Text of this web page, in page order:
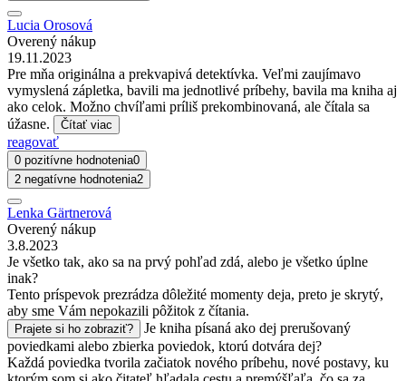
Lucia Orosová
Overený nákup
19.11.2023
Pre mňa originálna a prekvapivá detektívka. Veľmi zaujímavo
vymyslená zápletka, bavili ma jednotlivé príbehy, bavila ma kniha aj
ako celok. Možno chvíľami príliš prekombinovaná, ale čítala sa
úžasne.
Čítať viac
reagovať
0 pozitívne hodnotenia0
2 negatívne hodnotenia2
Lenka Gärtnerová
Overený nákup
3.8.2023
Je všetko tak, ako sa na prvý pohľad zdá, alebo je všetko úplne
inak?
Tento príspevok prezrádza dôležité momenty deja, preto je skrytý,
aby sme Vám nepokazili pôžitok z čítania.
Prajete si ho zobraziť?
Je kniha písaná ako dej prerušovaný
poviedkami alebo zbierka poviedok, ktorú dotvára dej?
Každá poviedka tvorila začiatok nového príbehu, nové postavy, ku